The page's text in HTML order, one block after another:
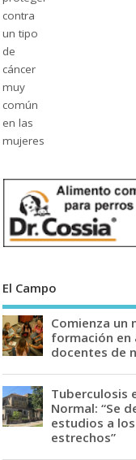
El Campo
Comienza un
formación en
docentes de
Tuberculosis
Normal: “Se
estudios a
estrechos”